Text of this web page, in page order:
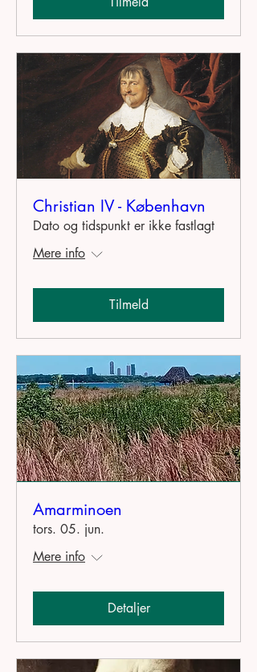
Christian IV - København
Dato og tidspunkt er ikke fastlagt
Mere info
Tilmeld
Amarminoen
tors. 05. jun.
Mere info
Detaljer